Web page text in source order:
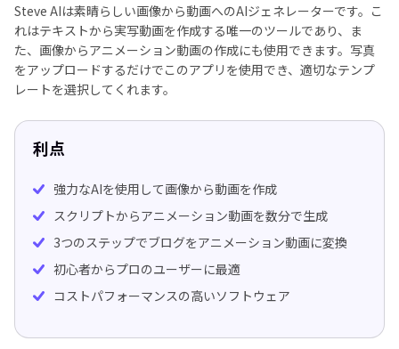
Steve AIは素晴らしい画像から動画へのAIジェネレーターです。こ
れはテキストから実写動画を作成する唯一のツールであり、ま
た、画像からアニメーション動画の作成にも使用できます。写真
をアップロードするだけでこのアプリを使用でき、適切なテンプ
レートを選択してくれます。
利点
強力なAIを使用して画像から動画を作成
スクリプトからアニメーション動画を数分で生成
3つのステップでブログをアニメーション動画に変換
初心者からプロのユーザーに最適
コストパフォーマンスの高いソフトウェア